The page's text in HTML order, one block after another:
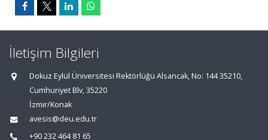
İletişim Bilgileri
Dokuz Eylül Üniversitesi Rektörlüğü Alsancak, No: 144 35210,
Cumhuriyet Blv, 35220
İzmir/Konak
avesis@deu.edu.tr
+90 232 464 81 65